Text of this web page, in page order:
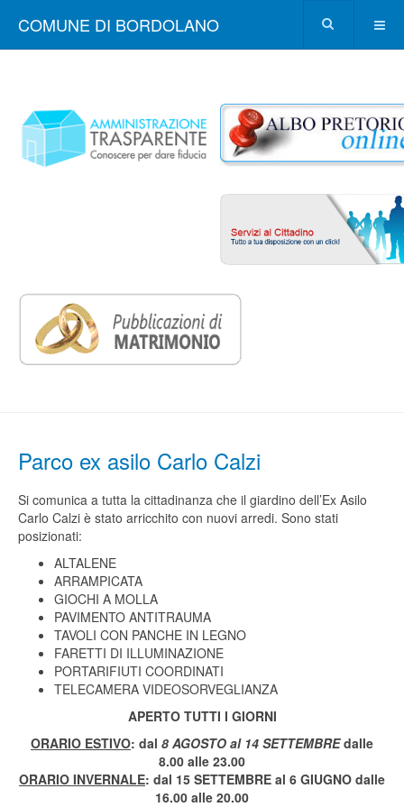
COMUNE DI BORDOLANO
Parco ex asilo Carlo Calzi
Si comunica a tutta la cittadinanza che il giardino dell’Ex Asilo
Carlo Calzi è stato arricchito con nuovi arredi. Sono stati
posizionati:
ALTALENE
ARRAMPICATA
GIOCHI A MOLLA
PAVIMENTO ANTITRAUMA
TAVOLI CON PANCHE IN LEGNO
FARETTI DI ILLUMINAZIONE
PORTARIFIUTI COORDINATI
TELECAMERA VIDEOSORVEGLIANZA
APERTO TUTTI I GIORNI
ORARIO ESTIVO: dal 8 AGOSTO al 14 SETTEMBREdalle
8.00 alle 23.00
ORARIO INVERNALE: dal 15 SETTEMBRE al 6 GIUGNO dalle
16.00 alle 20.00